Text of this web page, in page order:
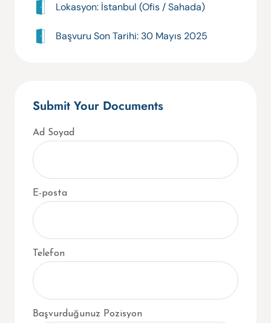
Lokasyon: İstanbul (Ofis / Sahada)
Başvuru Son Tarihi: 30 Mayıs 2025
Submit Your Documents
Ad Soyad
E-posta
Telefon
Başvurduğunuz Pozisyon